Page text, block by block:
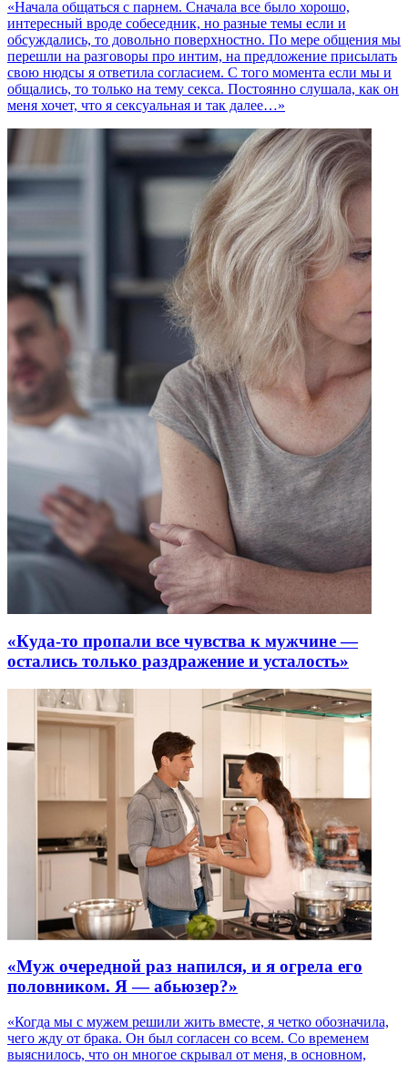
«Начала общаться с парнем. Сначала все было хорошо,
интересный вроде собеседник, но разные темы если и
обсуждались, то довольно поверхностно. По мере общения мы
перешли на разговоры про интим, на предложение присылать
свою нюдсы я ответила согласием. С того момента если мы и
общались, то только на тему секса. Постоянно слушала, как он
меня хочет, что я сексуальная и так далее…»
«Куда-то пропали все чувства к мужчине —
остались только раздражение и усталость»
«Муж очередной раз напился, и я огрела его
половником. Я — абьюзер?»
«Когда мы с мужем решили жить вместе, я четко обозначила,
чего жду от брака. Он был согласен со всем. Со временем
выяснилось, что он многое скрывал от меня, в основном,